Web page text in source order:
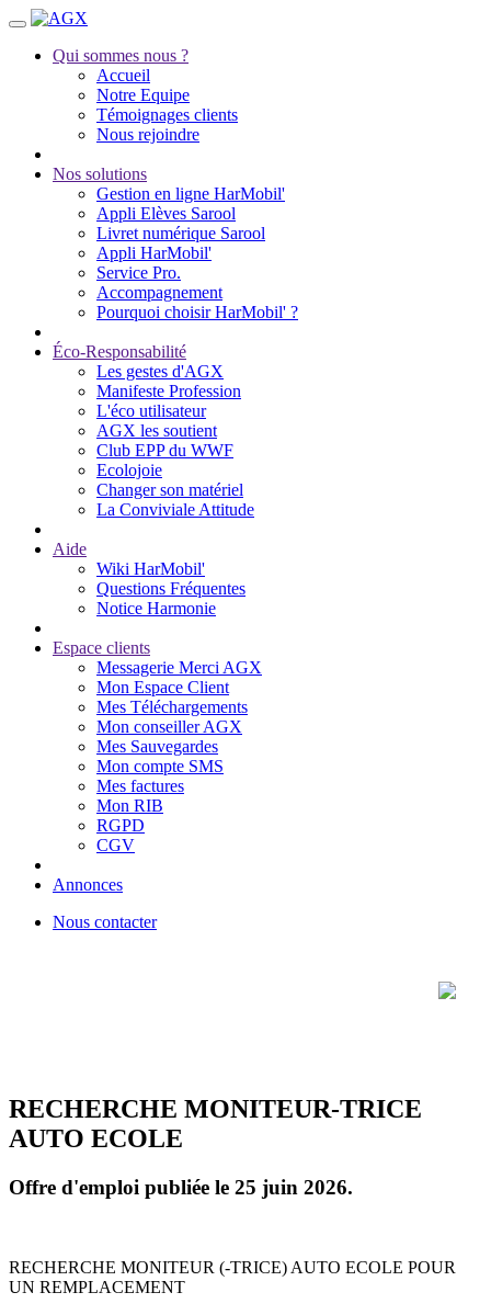
Qui sommes nous ?
Accueil
Notre Equipe
Témoignages clients
Nous rejoindre
Nos solutions
Gestion en ligne HarMobil'
Appli Elèves Sarool
Livret numérique Sarool
Appli HarMobil'
Service Pro.
Accompagnement
Pourquoi choisir HarMobil' ?
Éco-Responsabilité
Les gestes d'AGX
Manifeste Profession
L'éco utilisateur
AGX les soutient
Club EPP du WWF
Ecolojoie
Changer son matériel
La Conviviale Attitude
Aide
Wiki HarMobil'
Questions Fréquentes
Notice Harmonie
Espace clients
Messagerie Merci AGX
Mon Espace Client
Mes Téléchargements
Mon conseiller AGX
Mes Sauvegardes
Mon compte SMS
Mes factures
Mon RIB
RGPD
CGV
Annonces
Nous contacter
RECHERCHE MONITEUR-TRICE
AUTO ECOLE
Offre d'emploi publiée le 25 juin 2026.
RECHERCHE MONITEUR (-TRICE) AUTO ECOLE POUR
UN REMPLACEMENT